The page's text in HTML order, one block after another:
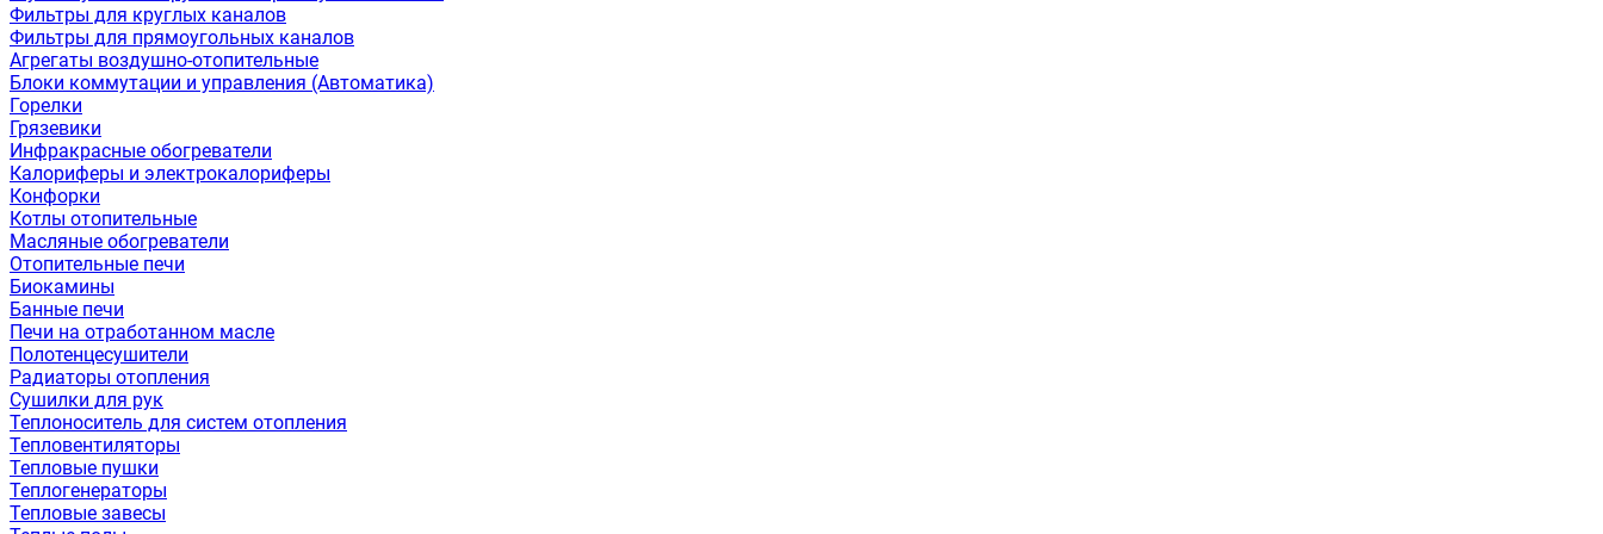
Фильтры для круглых каналов
Фильтры для прямоугольных каналов
Агрегаты воздушно-отопительные
Блоки коммутации и управления (Автоматика)
Горелки
Грязевики
Инфракрасные обогреватели
Калориферы и электрокалориферы
Конфорки
Котлы отопительные
Масляные обогреватели
Отопительные печи
Биокамины
Банные печи
Печи на отработанном масле
Полотенцесушители
Радиаторы отопления
Сушилки для рук
Теплоноситель для систем отопления
Тепловентиляторы
Тепловые пушки
Теплогенераторы
Тепловые завесы